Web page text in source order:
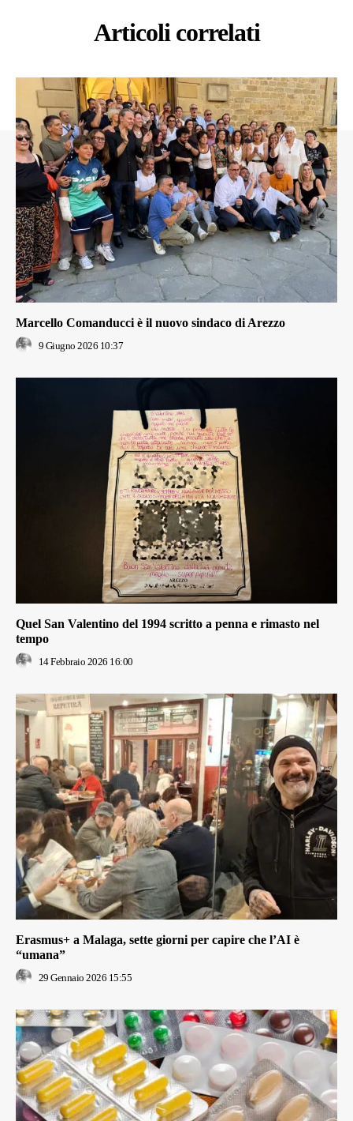
Articoli correlati
Marcello Comanducci è il nuovo sindaco di Arezzo
9 Giugno 2026 10:37
Quel San Valentino del 1994 scritto a penna e rimasto nel
tempo
14 Febbraio 2026 16:00
Erasmus+ a Malaga, sette giorni per capire che l’AI è
“umana”
29 Gennaio 2026 15:55